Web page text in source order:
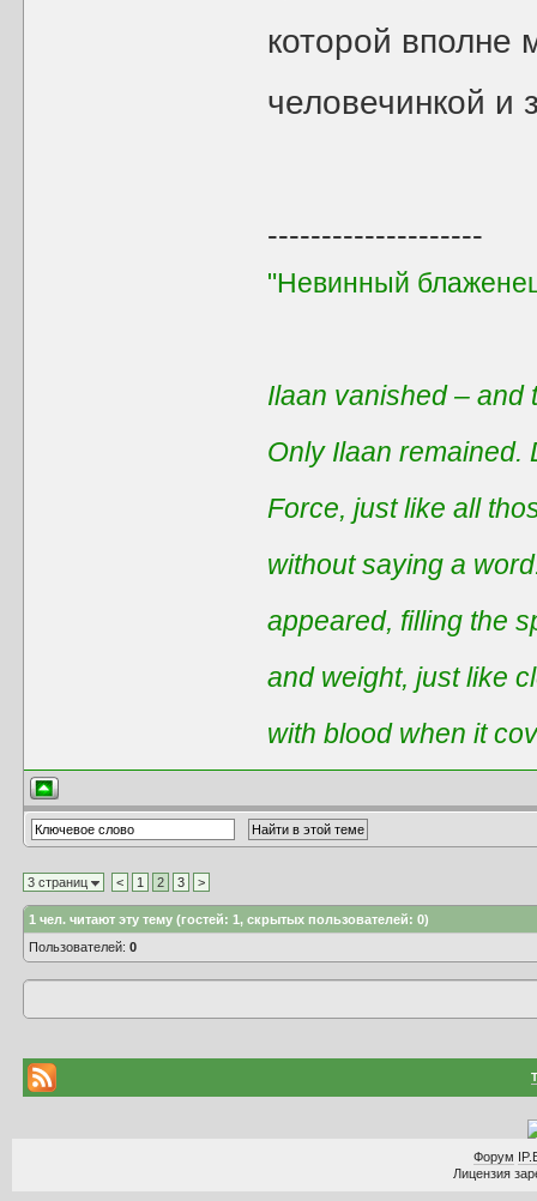
которой вполне
человечинкой и
--------------------
"Невинный
Ilaan vanished – and
Only Ilaan remained.
Force, just like all
without saying a
appeared, filling the
and weight, just like
with blood when it
3 страниц < 1 2 3 >
1 чел. читают эту тему (гостей: 1, скрытых пользователей: 0)
Пользователей:0
Форум
Лицензия